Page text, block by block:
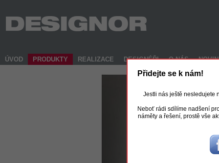
ÚVOD PRODUKTY REALIZACE DESIGNÉŘI O NÁS
Přidejte se k nám!
Jestli nás ještě nesledujete
Neboť rádi sdílíme nadšení
náměty a řešení, prostě vše